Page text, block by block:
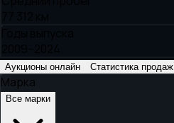
Аукционы онлайн Статистика продаж
Марка
Все марки